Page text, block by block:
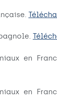
en
en